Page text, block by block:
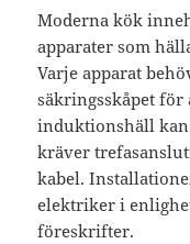
Moderna kök
apparater som
Varje apparat
säkringsskåpet
induktionshäll kan
kräver
kabel.
elektriker i
föreskrifter.